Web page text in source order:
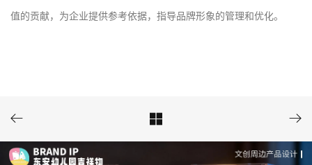
值的贡献，为企业提供参考依据，指导品牌形象的管理和优化。
  